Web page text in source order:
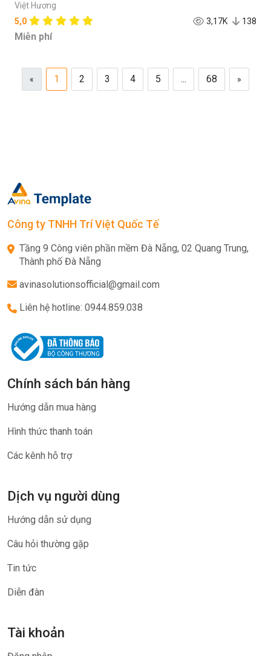
Việt Hương
5,0
3,17K 138
Miễn phí
« 1 2 3 4 5 ... 68 »
Công ty TNHH Trí Việt Quốc Tế
Tầng 9 Công viên phần mềm Đà Nẵng, 02 Quang Trung,
Thành phố Đà Nẵng
avinasolutionsofficial@gmail.com
Liên hệ hotline: 0944.859.038
Chính sách bán hàng
Hướng dẫn mua hàng
Hình thức thanh toán
Các kênh hỗ trợ
Dịch vụ người dùng
Hướng dẫn sử dụng
Câu hỏi thường gặp
Tin tức
Diễn đàn
Tài khoản